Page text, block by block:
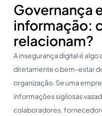
Governança
informação:
relacionam?
A insegurança digital é
diretamente o bem-estar
organização. Se uma
informações sigilosas
colaboradores,